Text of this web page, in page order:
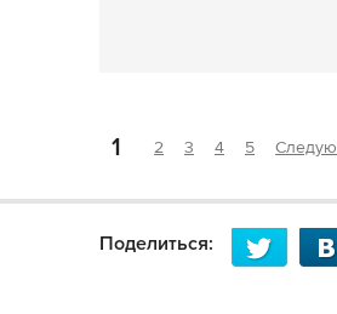
1 2 3 4 5
Поделиться: